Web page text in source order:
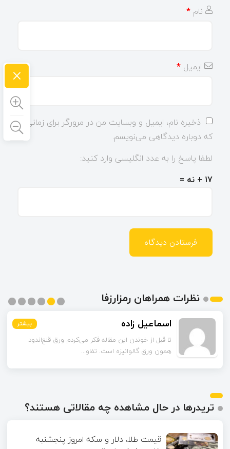
نام *
ایمیل *
ذخیره نام، ایمیل و وبسایت من در مرورگر برای زمانی
که دوباره دیدگاهی می‌نویسم.
لطفا پاسخ را به عدد انگلیسی وارد کنید:
17 + نه =
نظرات همراهان رمزارزفا
بیشتر اسماعیل زاده بیشتر
تا قبل از خوندن این مقاله فکر می‌کردم ورق قلع‌اندود
همون ورق گالوانیزه است. تفاو...
بیشتر
بیشتر
بیشتر
بیشتر
تریدرها در حال مشاهده چه مقالاتی هستند؟
قیمت طلا، دلار و سکه امروز پنجشنبه
×